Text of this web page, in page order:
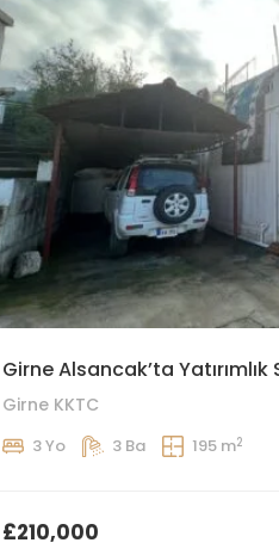
Girne Alsancak’ta Yatırımlık
Girne KKTC
3 Yo 3 Ba 195 m2
£210,000